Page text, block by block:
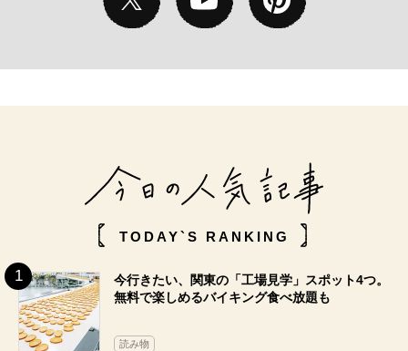
TODAY`S RANKING
今行きたい、関東の「工場見学」スポット4つ。
無料で楽しめるバイキング食べ放題も
読み物